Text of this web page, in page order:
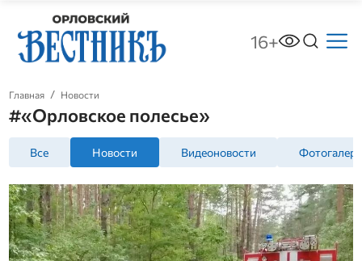
16+
Главная Новости
#«Орловское полесье»
Все Новости Видеоновости